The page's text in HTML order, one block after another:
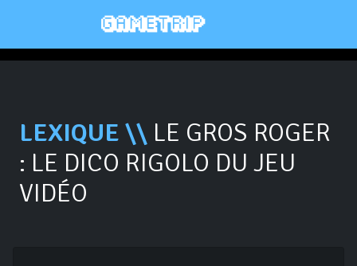
LEXIQUE \\ LE GROS ROGER
: LE DICO RIGOLO DU JEU
VIDÉO